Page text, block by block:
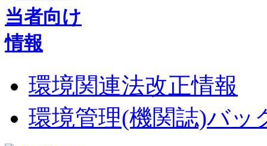
環境関連法改正情報
環境管理(機関誌)バ